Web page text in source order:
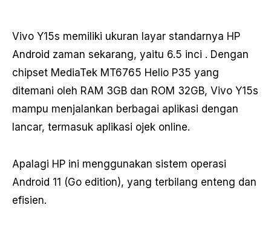
Vivo Y15s memiliki ukuran layar standarnya HP
Android zaman sekarang, yaitu 6.5 inci . Dengan
chipset MediaTek MT6765 Helio P35 yang
ditemani oleh RAM 3GB dan ROM 32GB, Vivo Y15s
mampu menjalankan berbagai aplikasi dengan
lancar, termasuk aplikasi ojek online.
Apalagi HP ini menggunakan sistem operasi
Android 11 (Go edition), yang terbilang enteng dan
efisien.